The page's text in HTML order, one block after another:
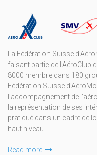
La Fédération Suisse
faisant partie de l’AéroClub
8000 membre dans 180
Fédération Suisse
l’accompagnement de
la représentation de ses
pratiqué dans un cadre de
haut niveau.
Read more